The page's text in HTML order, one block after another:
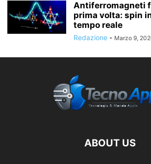
Antiferromagneti
prima volta: spin
tempo reale
Redazione - Marzo 9,
ABOUT US